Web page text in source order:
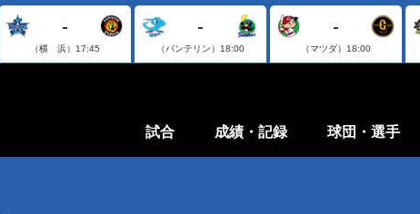
-
（横 浜） 17:45
-
（バンテリン） 18:00
-
（マツダ） 18:00
試合 成績・記録 球団・選手